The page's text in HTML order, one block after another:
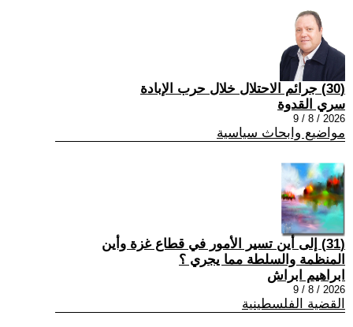
(30) جرائم الاحتلال خلال حرب الإبادة
سري القدوة
2026 / 8 / 9
مواضيع وابحاث سياسية
(31) إلى أين تسير الأمور في قطاع غزة وأين
المنظمة والسلطة مما يجري ؟
ابراهيم ابراش
2026 / 8 / 9
القضية الفلسطينية